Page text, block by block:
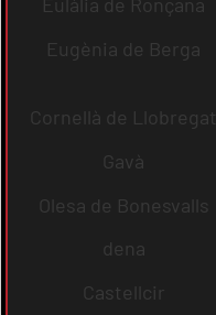
Eugènia de Berga
Cornellà de Llobregat
Gavà
Olesa de Bonesvalls
dena
Castellcir